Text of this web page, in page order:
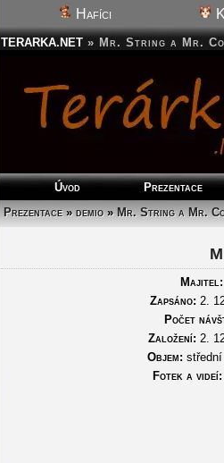
Hafíci
TERARKA.NET » Mr. String a Mr.
Úvod Prezentace
Prezentace»demio»Mr. String a Mr.
Majitel:
Zapsáno: 2.
Počet
Založení: 2.
Objem:
Fotek a videí: